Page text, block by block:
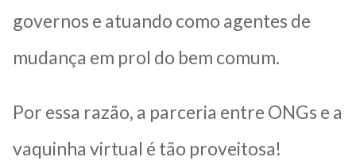
governos e atuando como agentes de
mudança em prol do bem comum.
Por essa razão, a parceria entre ONGs e a
vaquinha virtual é tão proveitosa!